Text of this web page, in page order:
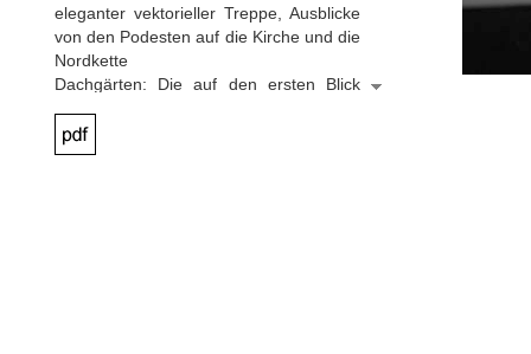
eleganter vektorieller Treppe, Ausblicke
von den Podesten auf die Kirche und die
Nordkette
Dachgärten: Die auf den ersten Blick
zwingende Terrassierung nach Nordwest
birgt viele Vorteile: der sensationelle